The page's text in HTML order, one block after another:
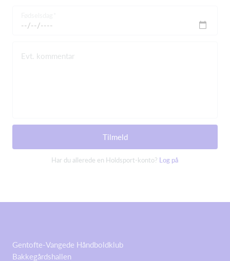
Evt. kommentar
Tilmeld
Har du allerede en Holdsport-konto? Log på
Gentofte-Vangede Håndboldklub
Bakkegårdshallen